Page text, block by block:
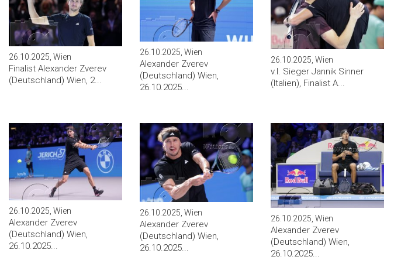
26.10.2025, Wien
Finalist Alexander Zverev
(Deutschland) Wien, 2...
26.10.2025, Wien
Alexander Zverev
(Deutschland) Wien,
26.10.2025...
26.10.2025, Wien
v.l. Sieger Jannik Sinner
(Italien), Finalist A...
26.10.2025, Wien
Alexander Zverev
(Deutschland) Wien,
26.10.2025...
26.10.2025, Wien
Alexander Zverev
(Deutschland) Wien,
26.10.2025...
26.10.2025, Wien
Alexander Zverev
(Deutschland) Wien,
26.10.2025...